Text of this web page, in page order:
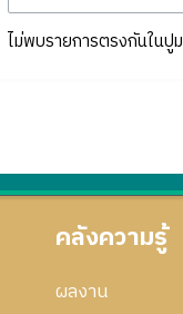
ไม่พบรายการตรงกันในปูม
คลังความรู้
ผลงาน